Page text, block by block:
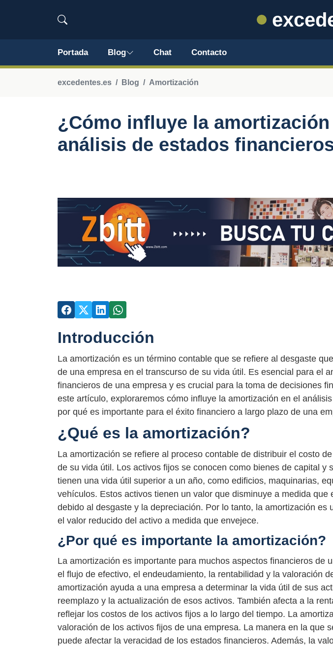
Portada Blog Chat Contacto
excedentes.es Blog Amortización
¿Cómo influye la amortización
análisis de estados
Introducción
La amortización es un término contable que se refiere al desgaste
de una empresa en el transcurso de su vida útil. Es esencial para el
financieros de una empresa y es crucial para la toma de decisiones
este artículo, exploraremos cómo influye la amortización en el
por qué es importante para el éxito financiero a largo plazo de una
¿Qué es la amortización?
La amortización se refiere al proceso contable de distribuir el costo
de su vida útil. Los activos fijos se conocen como bienes de capital y
tienen una vida útil superior a un año, como edificios, maquinarias,
vehículos. Estos activos tienen un valor que disminuye a medida que
debido al desgaste y la depreciación. Por lo tanto, la amortización es
el valor reducido del activo a medida que envejece.
¿Por qué es importante la amortización?
La amortización es importante para muchos aspectos financieros de
el flujo de efectivo, el endeudamiento, la rentabilidad y la valoración
amortización ayuda a una empresa a determinar la vida útil de sus
reemplazo y la actualización de esos activos. También afecta a la
reflejar los costos de los activos fijos a lo largo del tiempo. La
valoración de los activos fijos de una empresa. La manera en la que
puede afectar la veracidad de los estados financieros. Además, la